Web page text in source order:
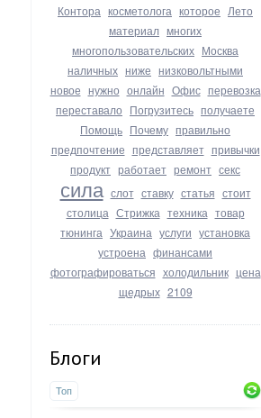
Контора косметолога которое Лето
материал многих
многопользовательских Москва
наличных ниже низковольтными
новое нужно онлайн Офис перевозка
переставало Погрузитесь получаете
Помощь Почему правильно
предпочтение представляет привычки
продукт работает ремонт секс
сила слот ставку статья стоит
столица Стрижка техника товар
тюнинга Украина услуги установка
устроена финансами
фотографироваться холодильник цена
щедрых 2109
Блоги
Топ